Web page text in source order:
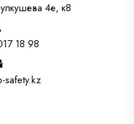
4е, к8
18 98
safety.kz